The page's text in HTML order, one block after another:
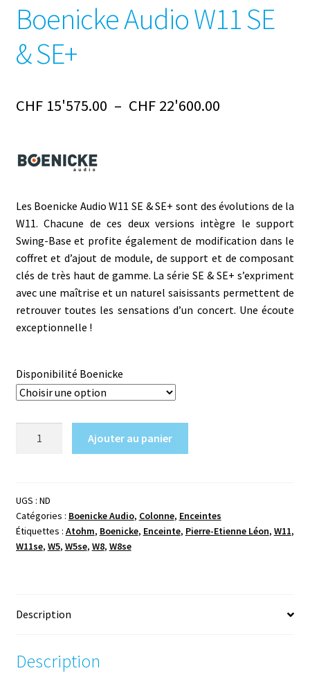
Boenicke Audio W11 SE
& SE+
CHF15'575.00 – CHF22'600.00Plage
à
CHF 22'600.00
Les Boenicke Audio W11 SE & SE+ sont des évolutions de la
W11. Chacune de ces deux versions intègre le support
Swing-Base et profite également de modification dans le
coffret et d’ajout de module, de support et de composant
clés de très haut de gamme. La série SE & SE+ s’expriment
avec une maîtrise et un naturel saisissants permettent de
retrouver toutes les sensations d’un concert. Une écoute
exceptionnelle !
Disponibilité Boenicke
W11
SE
&
SE+
Ajouter au panier
UGS : ND
Catégories : Boenicke Audio, Colonne, Enceintes
Étiquettes : Atohm, Boenicke, Enceinte, Pierre-Etienne Léon, W11,
W11se, W5, W5se, W8, W8se
Description
Description